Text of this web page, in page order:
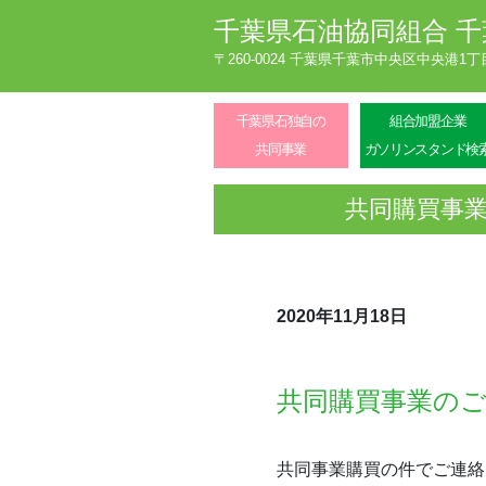
千葉県石油協同組合
〒260-0024 千葉県千葉市中央区中央港1
千葉県石独自の
共同事業
組合加盟企業
ガソリンスタンド検
共同購買事
2020年11月18日
共同購買事業の
共同事業購買の件でご連